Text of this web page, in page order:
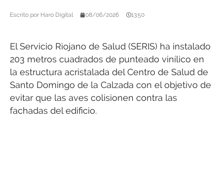
Escrito por Haro Digital 08/06/2026 13:50
El Servicio Riojano de Salud (SERIS) ha instalado
203 metros cuadrados de punteado vinílico en
la estructura acristalada del Centro de Salud de
Santo Domingo de la Calzada con el objetivo de
evitar que las aves colisionen contra las
fachadas del edificio.